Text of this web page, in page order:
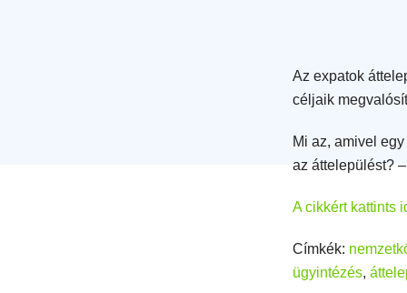
Az expatok
céljaik
Mi az, amivel
az áttelepülést?
A cikkért kattints
Címkék:
ügyintézés,